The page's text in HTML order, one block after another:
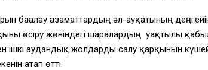
бағалау азаматтардың әл-ауқатының
өсіру жөніндегі шаралардың уақтылы
ішкі аудандық жолдарды салу қарқынын
атап өтті.